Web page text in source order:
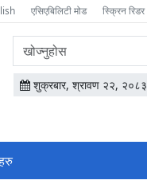
एसिएबिलिटी मोड स्क्रिन रिडर
वेबसाइटमा
सामग्री
खोज्नुहोस
शुक्रबार, श्रावण २२, २०८३